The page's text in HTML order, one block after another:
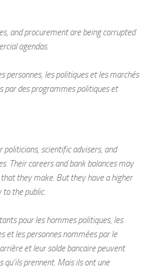
and procurement are being corrupted
agendas.
personnes, les politiques et les marchés
par des programmes politiques et
politicians, scientific advisers, and
Their careers and bank balances may
they make. But they have a higher
the public.
pour les hommes politiques, les
et les personnes nommées par le
et leur solde bancaire peuvent
qu'ils prennent. Mais ils ont une